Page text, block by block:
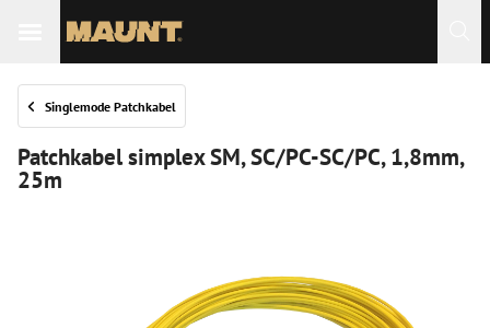
Singlemode Patchkabel
Patchkabel simplex SM, SC/PC-SC/PC, 1,8mm,
25m